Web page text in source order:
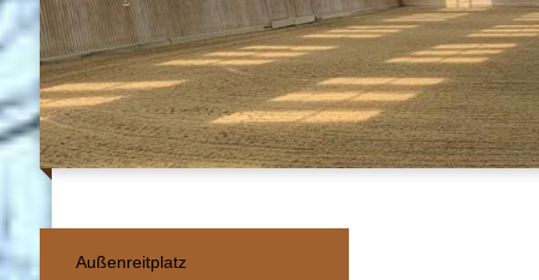
Außenreitplatz